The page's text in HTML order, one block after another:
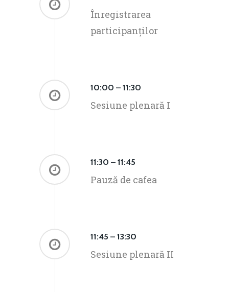
Înregistrarea
participanților
10:00 – 11:30
Sesiune plenară I
11:30 – 11:45
Pauză de cafea
11:45 – 13:30
Sesiune plenară II